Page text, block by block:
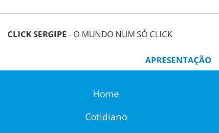
CLICK SERGIPE - O MUNDO NUM SÓ CLICK
APRESENTAÇÃO
Home
Cotidiano